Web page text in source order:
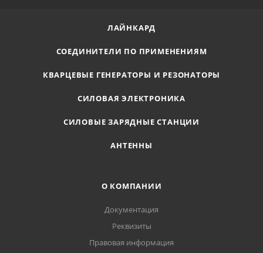
ЛАЙНКАРД
СОЕДИНИТЕЛИ ПО ПРИМЕНЕНИЯМ
КВАРЦЕВЫЕ ГЕНЕРАТОРЫ И РЕЗОНАТОРЫ
СИЛОВАЯ ЭЛЕКТРОНИКА
СИЛОВЫЕ ЗАРЯДНЫЕ СТАНЦИИ
АНТЕННЫ
О КОМПАНИИ
Документация
Реквизиты
Правовая информация